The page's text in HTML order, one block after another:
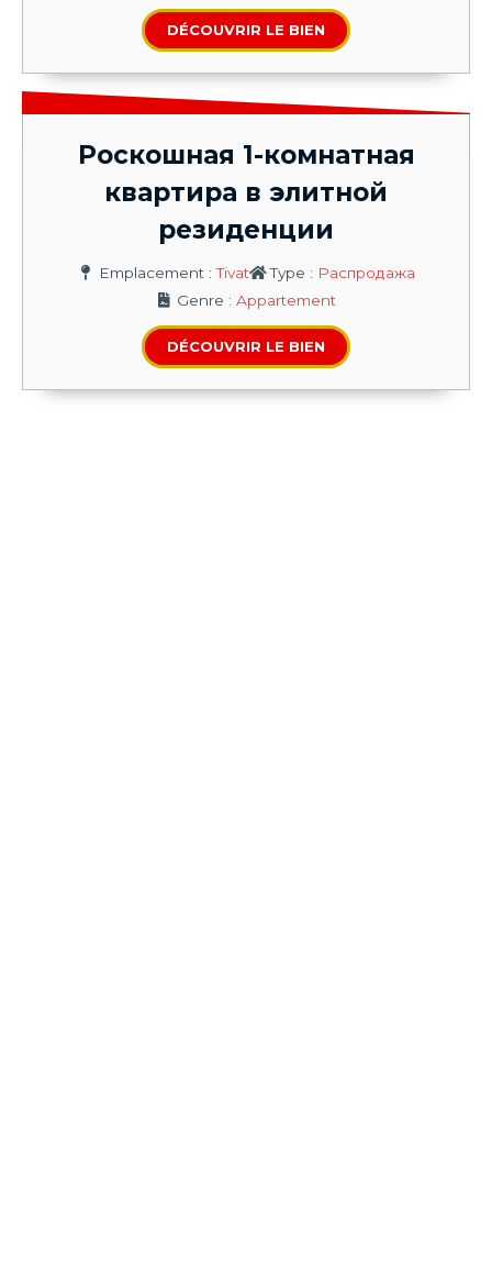
DÉCOUVRIR LE BIEN
Роскошная 1-комнатная
квартира в элитной
резиденции
Emplacement : Tivat Type : Распродажа
Genre : Appartement
DÉCOUVRIR LE BIEN